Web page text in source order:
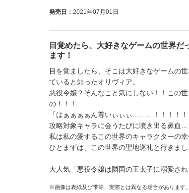
発売日： 2021年07月01日
目覚めたら、大好きなゲームの世界だ
ます！
目を覚ましたら、そこは大好きなゲームの
ていると知ったオリヴィア。
悪役令嬢？そんなこと気にしない！！この
の！！！
「はぁぁぁぁん尊いぃぃぃ………！！！！！
攻略対象キャラに会うたびに噴き出る鼻血
私は私の愛するこの世界のキャラクターの幸
ひとまずは、この世界の聖地巡礼と行きまし
大人気「悪役令嬢は隣国の王太子に溺愛さ
※画像は表紙及び帯等、実際とは異なる場合があります。